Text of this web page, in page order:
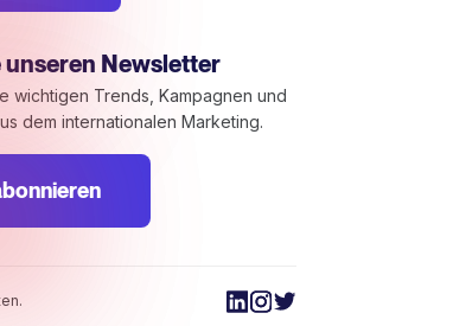
der Vorschriften zu gewährleisten.
Newsletter
wichtigen Trends, Kampagnen und
dem internationalen Marketing.